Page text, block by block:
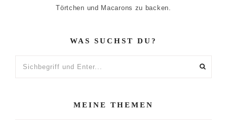
Törtchen und Macarons zu backen.
WAS SUCHST DU?
MEINE THEMEN